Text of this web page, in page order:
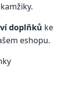
doplňků ke
eshopu.